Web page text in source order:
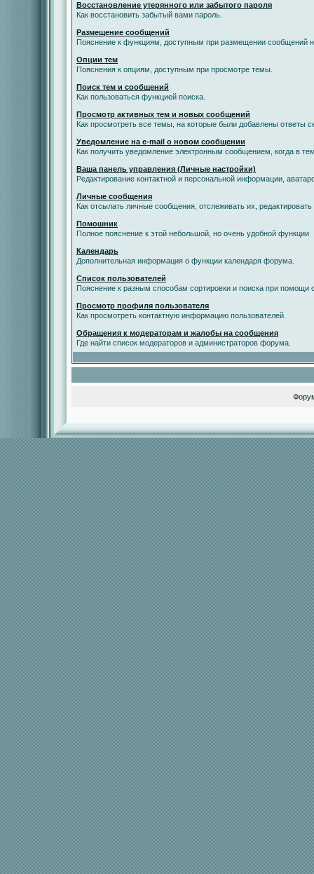
Восстановление утерянного или забытого пароля
Как восстановить забытый вами пароль.
Размещение сообщений
Пояснение к функциям, доступным при размещении сообщений
Опции тем
Пояснения к опциям, доступным при просмотре темы.
Поиск тем и сообщений
Как пользоваться функцией поиска.
Просмотр активных тем и новых сообщений
Как просмотреть все темы, на которые были добавлены ответы
Уведомление на е-mail о новом сообщении
Как получить уведомление электронным сообщением, когда в
Ваша панель управления (Личные настройки)
Редактирование контактной и персональной информации,
Личные сообщения
Как отсылать личные сообщения, отслеживать их,
Помошник
Полное пояснение к этой небольшой, но очень удобной функции
Календарь
Дополнительная информация о функции календаря форума.
Список пользователей
Пояснение к разным способам сортировки и поиска при помощи
Просмотр профиля пользователя
Как просмотреть контактную информацию пользователей.
Обращения к модераторам и жалобы на сообщения
Где найти список модераторов и администраторов форума.